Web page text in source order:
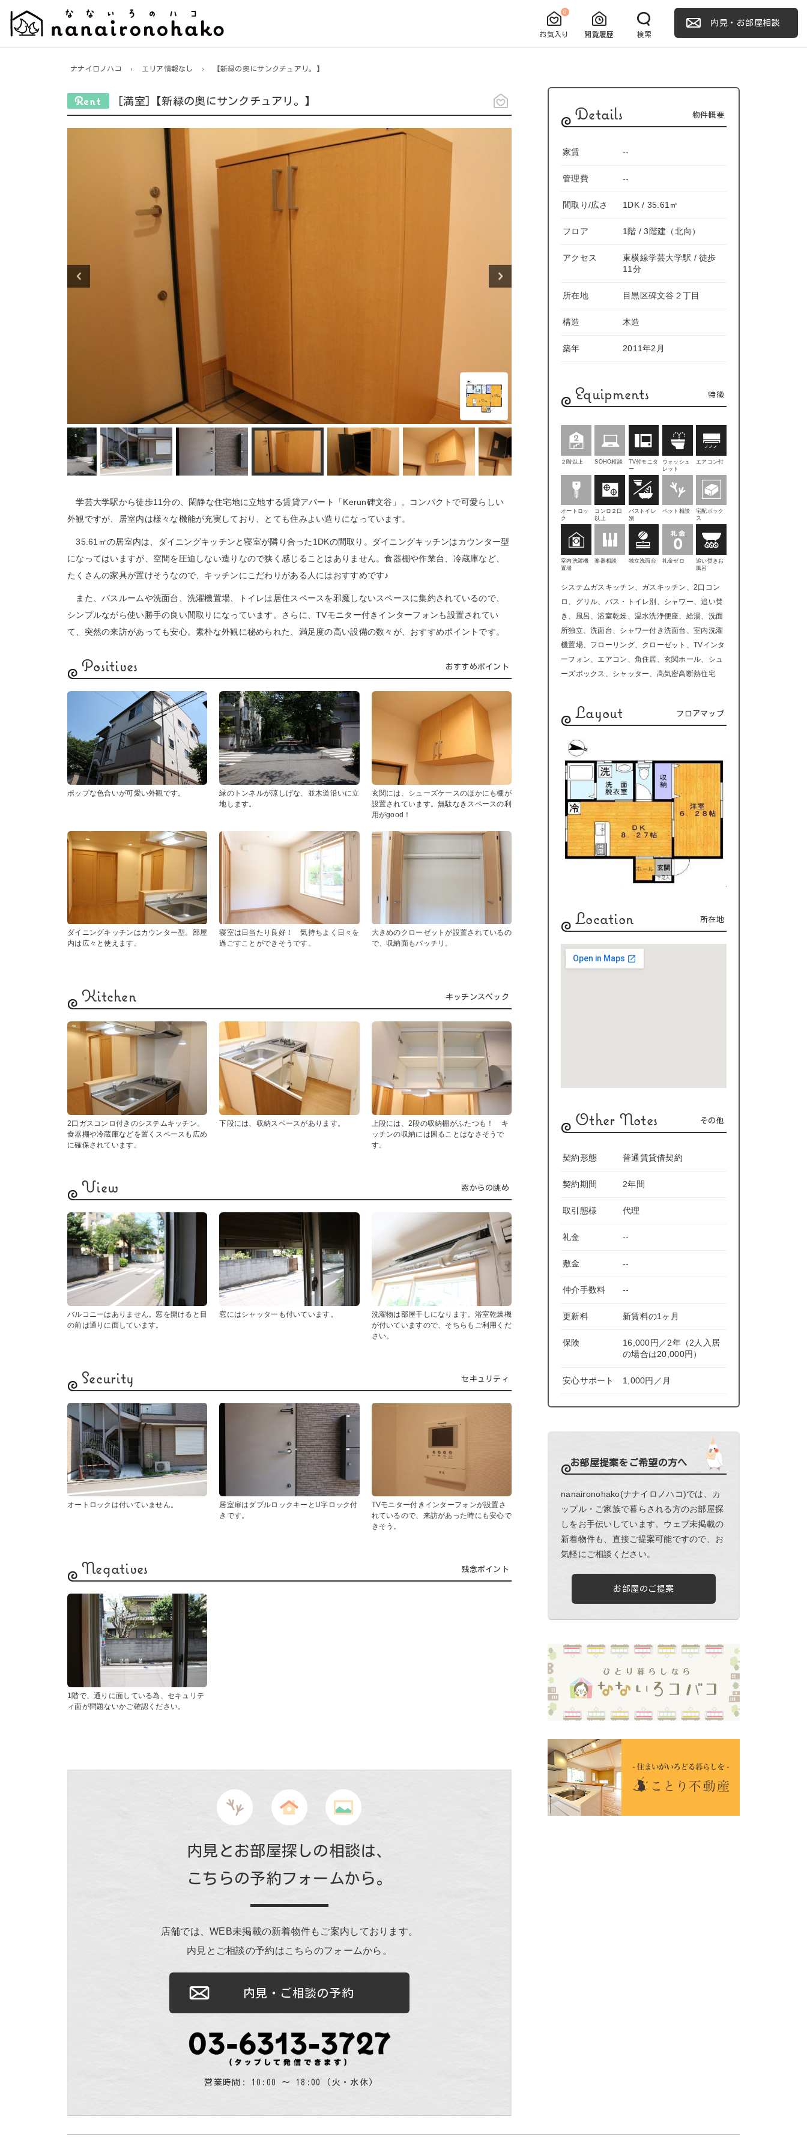
内見・お部屋相談
お気入り
0
閲覧履歴 検索
ナナイロノハコ › エリア情報なし › 【新緑の奥にサンクチュアリ。】
[満室]【新緑の奥にサンクチュアリ。】
学芸大学駅から徒歩11分の、閑静な住宅地に立地する賃貸アパート「Kerun碑文谷」。コンパクトで可愛らしい
外観ですが、居室内は様々な機能が充実しており、とても住みよい造りになっています。
35.61㎡の居室内は、ダイニングキッチンと寝室が隣り合った1DKの間取り。ダイニングキッチンはカウンター型
になってはいますが、空間を圧迫しない造りなので狭く感じることはありません。食器棚や作業台、冷蔵庫など、
たくさんの家具が置けそうなので、キッチンにこだわりがある人にはおすすめです♪
また、バスルームや洗面台、洗濯機置場、トイレは居住スペースを邪魔しないスペースに集約されているので、
シンプルながら使い勝手の良い間取りになっています。さらに、TVモニター付きインターフォンも設置されてい
て、突然の来訪があっても安心。素朴な外観に秘められた、満足度の高い設備の数々が、おすすめポイントです。
Positives おすすめポイント
ポップな色合いが可愛い外観です。
緑のトンネルが涼しげな、並木道沿いに立
地します。
玄関には、シューズケースのほかにも棚が
設置されています。無駄なきスペースの利
用がgood！
ダイニングキッチンはカウンター型。部屋
内は広々と使えます。
寝室は日当たり良好！ 気持ちよく日々を
過ごすことができそうです。
大きめのクローゼットが設置されているの
で、収納面もバッチリ。
Kitchen キッチンスペック
2口ガスコンロ付きのシステムキッチン。
食器棚や冷蔵庫などを置くスペースも広め
に確保されています。
下段には、収納スペースがあります。
上段には、2段の収納棚がふたつも！ キ
ッチンの収納には困ることはなさそうで
す。
View 窓からの眺め
バルコニーはありません。窓を開けると目
の前は通りに面しています。
窓にはシャッターも付いています。
洗濯物は部屋干しになります。浴室乾燥機
が付いていますので、そちらもご利用くだ
さい。
Security セキュリティ
オートロックは付いていません。
居室扉はダブルロックキーとU字ロック付
きです。
TVモニター付きインターフォンが設置さ
れているので、来訪があった時にも安心で
きそう。
Negatives 残念ポイント
1階で、通りに面している為、セキュリテ
ィ面が問題ないかご確認ください。
内見とお部屋探しの相談は、
こちらの予約フォームから。
店舗では、WEB未掲載の新着物件もご案内しております。
内見とご相談の予約はこちらのフォームから。
内見・ご相談の予約
営業時間: 10:00 〜 18:00 (火・水休)
Details 物件概要
家賃 --
管理費 --
間取り/広さ 1DK / 35.61㎡
フロア 1階 / 3階建（北向）
アクセス
東横線学芸大学駅 / 徒歩
11分
所在地 目黒区碑文谷２丁目
構造 木造
築年 2011年2月
Equipments 特徴
２階以上 SOHO相談
TV付モニタ
ー
ウォッシュ
レット
エアコン付
オートロッ
ク
コンロ２口
以上
バストイレ
別
ペット相談
宅配ボック
ス
室内洗濯機
置場
楽器相談 独立洗面台 礼金ゼロ
追い焚きお
風呂
システムガスキッチン、ガスキッチン、2口コン
ロ、グリル、バス・トイレ別、シャワー、追い焚
き、風呂、浴室乾燥、温水洗浄便座、給湯、洗面
所独立、洗面台、シャワー付き洗面台、室内洗濯
機置場、フローリング、クローゼット、TVインタ
ーフォン、エアコン、角住居、玄関ホール、シュ
ーズボックス、シャッター、高気密高断熱住宅
Layout フロアマップ
Location 所在地
Other Notes その他
契約形態 普通賃貸借契約
契約期間 2年間
取引態様 代理
礼金 --
敷金 --
仲介手数料 --
更新料 新賃料の1ヶ月
保険
16,000円／2年（2人入居
の場合は20,000円）
安心サポート 1,000円／月
お部屋提案をご希望の方へ
nanaironohako(ナナイロノハコ)では、カ
ップル・ご家族で暮らされる方のお部屋探
しをお手伝いしています。ウェブ未掲載の
新着物件も、直接ご提案可能ですので、お
気軽にご相談ください。
お部屋のご提案